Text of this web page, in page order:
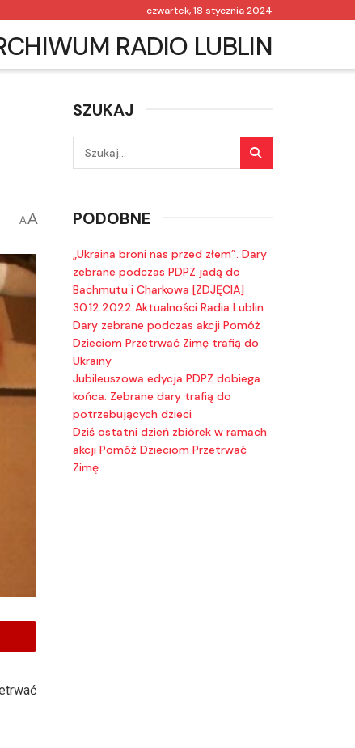
czwartek, 18 stycznia 2024
RADIO LUBLIN
AA
SZUKAJ
PODOBNE
„Ukraina broni nas przed złem”. Dary
zebrane podczas PDPZ jadą do
Bachmutu i Charkowa [ZDJĘCIA]
30.12.2022 Aktualności Radia Lublin
Dary zebrane podczas akcji Pomóż
Dzieciom Przetrwać Zimę trafią do
Ukrainy
Jubileuszowa edycja PDPZ dobiega
końca. Zebrane dary trafią do
potrzebujących dzieci
Dziś ostatni dzień zbiórek w ramach
akcji Pomóż Dzieciom Przetrwać
Zimę